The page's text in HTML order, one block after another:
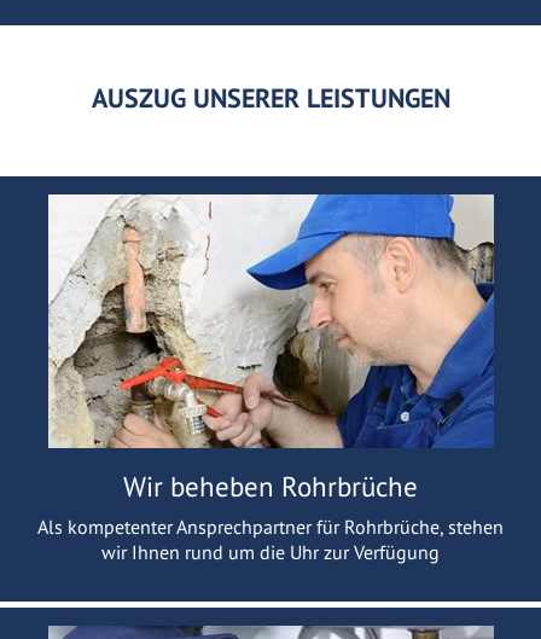
AUSZUG UNSERER LEISTUNGEN
Wir beheben Rohrbrüche
Als kompetenter Ansprechpartner für Rohrbrüche, stehen
wir Ihnen rund um die Uhr zur Verfügung